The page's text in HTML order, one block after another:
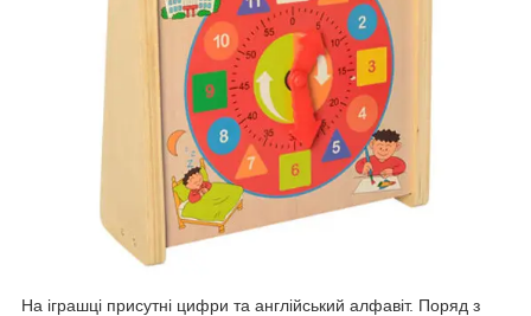
На іграшці присутні цифри та англійський алфавіт. Поряд з